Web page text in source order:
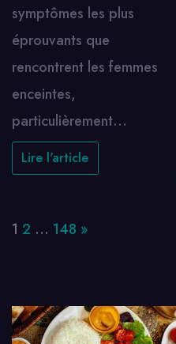
symptômes les plus
éprouvants que
rencontrent les femmes
enceintes,
particulièrement…
Lire l'article
Page:
1 2 … 148 Next
»